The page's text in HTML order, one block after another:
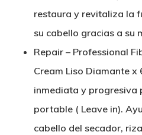
restaura y revitaliza la
su cabello gracias a su
Repair – Professional
Cream Liso Diamante x
inmediata y progresiva
portable ( Leave in).
cabello del secador,